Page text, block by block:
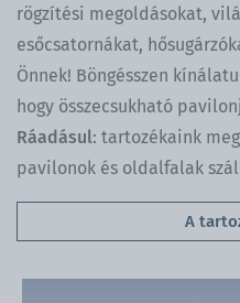
rögzítési megoldásokat,
esőcsatornákat,
Önnek! Böngésszen
hogy összecsukható
Ráadásul: tartozékaink
pavilonok és oldalfalak
A